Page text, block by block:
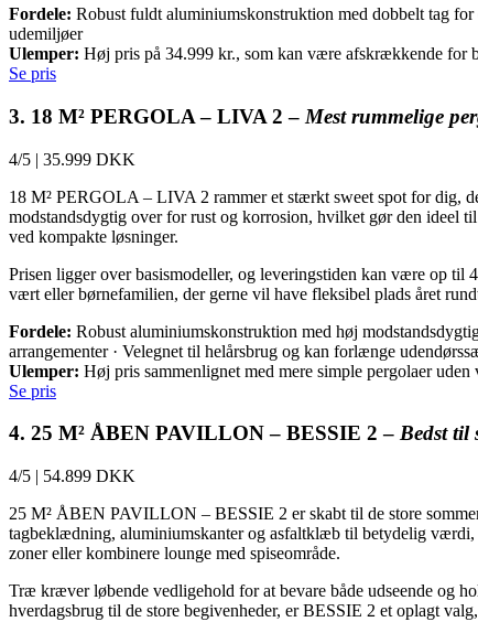
Fordele: Robust fuldt aluminiumskonstruktion med dobbelt tag for
udemiljøer
Ulemper: Høj pris på 34.999 kr., som kan være afskrækkende for
Se pris
3. 18 M² PERGOLA – LIVA 2 – Mest rummelige
4/5 | 35.999 DKK
18 M² PERGOLA – LIVA 2 rammer et stærkt sweet spot for dig,
modstandsdygtig over for rust og korrosion, hvilket gør den ideel
ved kompakte løsninger.
Prisen ligger over basismodeller, og leveringstiden kan være op
vært eller børnefamilien, der gerne vil have fleksibel plads året
Fordele: Robust aluminiumskonstruktion med høj
arrangementer · Velegnet til helårsbrug og kan forlænge
Ulemper: Høj pris sammenlignet med mere simple pergolaer
Se pris
4. 25 M² ÅBEN PAVILLON – BESSIE 2 – Bedst til
4/5 | 54.899 DKK
25 M² ÅBEN PAVILLON – BESSIE 2 er skabt til de store
tagbeklædning, aluminiumskanter og asfaltklæb til betydelig værdi,
zoner eller kombinere lounge med spiseområde.
Træ kræver løbende vedligehold for at bevare både udseende og
hverdagsbrug til de store begivenheder, er BESSIE 2 et oplagt